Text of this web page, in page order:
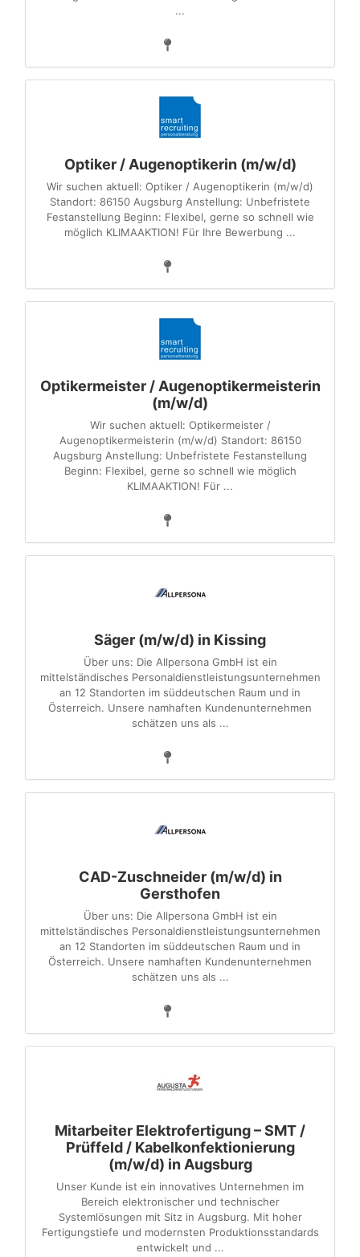
...
Optiker / Augenoptikerin (m/w/d)
Wir suchen aktuell: Optiker / Augenoptikerin (m/w/d)
Standort: 86150 Augsburg Anstellung: Unbefristete
Festanstellung Beginn: Flexibel, gerne so schnell wie
möglich KLIMAAKTION! Für Ihre Bewerbung ...
Optikermeister / Augenoptikermeisterin
(m/w/d)
Wir suchen aktuell: Optikermeister /
Augenoptikermeisterin (m/w/d) Standort: 86150
Augsburg Anstellung: Unbefristete Festanstellung
Beginn: Flexibel, gerne so schnell wie möglich
KLIMAAKTION! Für ...
Säger (m/w/d) in Kissing
Über uns: Die Allpersona GmbH ist ein
mittelständisches Personaldienstleistungsunternehmen
an 12 Standorten im süddeutschen Raum und in
Österreich. Unsere namhaften Kundenunternehmen
schätzen uns als ...
CAD-Zuschneider (m/w/d) in
Gersthofen
Über uns: Die Allpersona GmbH ist ein
mittelständisches Personaldienstleistungsunternehmen
an 12 Standorten im süddeutschen Raum und in
Österreich. Unsere namhaften Kundenunternehmen
schätzen uns als ...
Mitarbeiter Elektrofertigung – SMT /
Prüffeld / Kabelkonfektionierung
(m/w/d) in Augsburg
Unser Kunde ist ein innovatives Unternehmen im
Bereich elektronischer und technischer
Systemlösungen mit Sitz in Augsburg. Mit hoher
Fertigungstiefe und modernsten Produktionsstandards
entwickelt und ...